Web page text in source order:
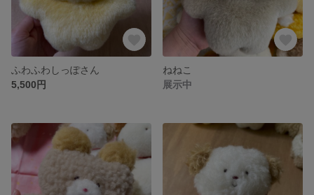
ふわふわしっぽさん
5,500円
ねねこ
展示中